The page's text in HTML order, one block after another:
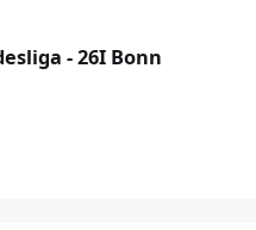
- 26I Bonn